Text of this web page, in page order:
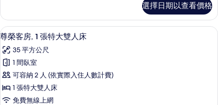
片
客
房
的
詳
情
選擇日期以查看價格
顯
示
尊
榮
客
房,
低過敏寢具、客房內保險箱、書桌、
5
尊榮客房, 1 張特大雙人床
35 平方公尺
1 間臥室
可容納 2 人 (依實際入住人數計費)
1 張特大雙人床
免費無線上網